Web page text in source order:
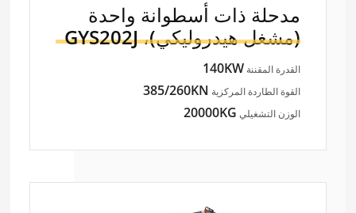
مدحلة ذات أسطوانة واحدة
(مشغل هيدروليكي)،GYS202J
القدرة المقننة140KW
القوة الطاردة المركزية 385/260KN
الوزن التشغيلي 20000KG